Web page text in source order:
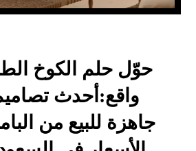
حوّل حلم الكوخ
واقع:أحدث
جاهزة للبيع من